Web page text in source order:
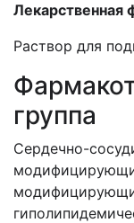
Лекарственная
Раствор для
группа
Сердечно-